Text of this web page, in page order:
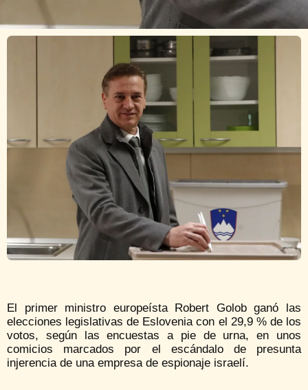
El primer ministro europeísta Robert Golob ganó las
elecciones legislativas de Eslovenia con el 29,9 % de los
votos, según las encuestas a pie de urna, en unos
comicios marcados por el escándalo de presunta
injerencia de una empresa de espionaje israelí.